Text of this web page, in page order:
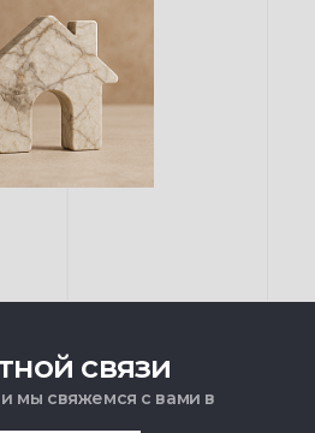
связи
мы свяжемся с вами в